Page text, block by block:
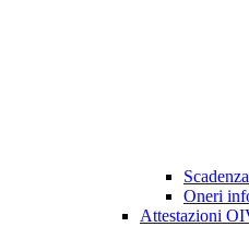
Oneri
Attestazioni